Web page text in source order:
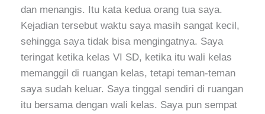
dan menangis. Itu kata kedua orang tua saya.
Kejadian tersebut waktu saya masih sangat kecil,
sehingga saya tidak bisa mengingatnya. Saya
teringat ketika kelas VI SD, ketika itu wali kelas
memanggil di ruangan kelas, tetapi teman-teman
saya sudah keluar. Saya tinggal sendiri di ruangan
itu bersama dengan wali kelas. Saya pun sempat